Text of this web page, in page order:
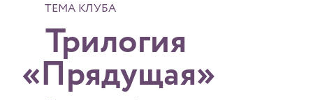
ТЕМА КЛУБА
Трилогия
«Прядущая»